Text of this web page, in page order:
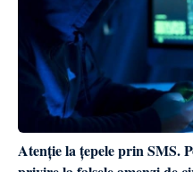
Atenție la țepele prin SMS.